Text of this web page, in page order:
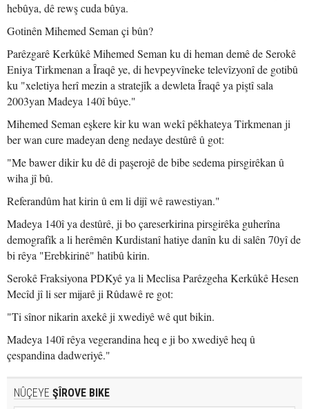
hebûya, dê rewş cuda bûya.
Gotinên Mihemed Seman çi bûn?
Parêzgarê Kerkûkê Mihemed Seman ku di heman demê de Serokê
Eniya Tirkmenan a Îraqê ye, di hevpeyvîneke televîzyonî de gotibû
ku "xeletiya herî mezin a stratejîk a dewleta Îraqê ya piştî sala
2003yan Madeya 140î bûye."
Mihemed Seman eşkere kir ku wan wekî pêkhateya Tirkmenan ji
ber wan cure madeyan deng nedaye destûrê û got:
"Me bawer dikir ku dê di paşerojê de bibe sedema pirsgirêkan û
wiha jî bû.
Referandûm hat kirin û em li dijî wê rawestiyan."
Madeya 140î ya destûrê, ji bo çareserkirina pirsgirêka guherîna
demografîk a li herêmên Kurdistanî hatiye danîn ku di salên 70yî de
bi rêya "Erebkirinê" hatibû kirin.
Serokê Fraksiyona PDKyê ya li Meclisa Parêzgeha Kerkûkê Hesen
Mecîd jî li ser mijarê ji Rûdawê re got:
"Ti sînor nikarin axekê ji xwediyê wê qut bikin.
Madeya 140î rêya vegerandina heq e ji bo xwediyê heq û
çespandina dadweriyê."
NÛÇEYE ŞÎROVE BIKE